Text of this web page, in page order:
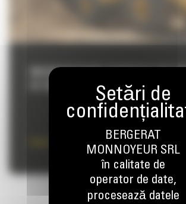
INCARCATOARE FRONTALE DE
BERGERAT
MONNOYEUR SRL
în calitate de
operator de date,
procesează datele